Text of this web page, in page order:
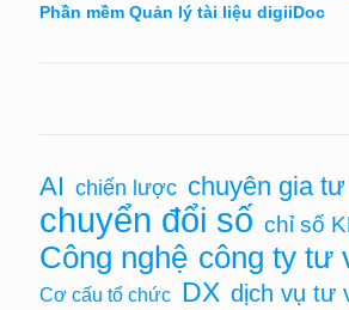
Phần mềm Quản lý tài liệu digiiDoc
AI chiến lược chuyên gia
chuyển đổi số chỉ số
Công nghệ công ty tư
Cơ cấu tổ chức DX dịch vụ tư